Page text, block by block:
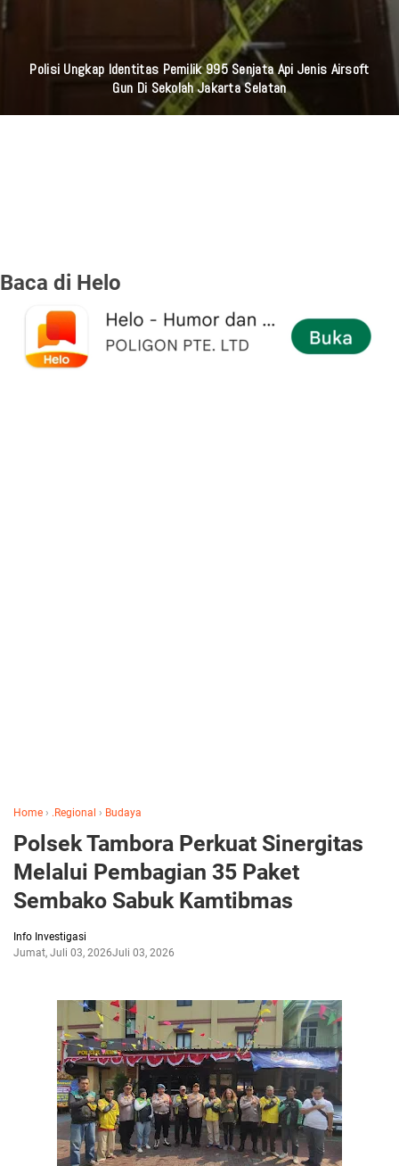
Polisi Ungkap Identitas Pemilik 995 Senjata Api Jenis Airsoft
Gun Di Sekolah Jakarta Selatan
Baca di Helo
Home › .Regional › Budaya
Polsek Tambora Perkuat Sinergitas
Melalui Pembagian 35 Paket
Sembako Sabuk Kamtibmas
Info Investigasi
Jumat, Juli 03, 2026Juli 03, 2026